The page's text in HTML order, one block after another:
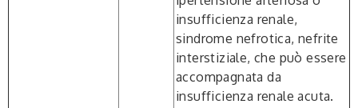
insufficienza renale,
sindrome nefrotica, nefrite
interstiziale, che può essere
accompagnata da
insufficienza renale acuta.